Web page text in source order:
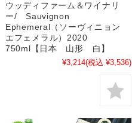
ウッディファーム＆ワイナリ
ー/ Sauvignon
Ephemeral（ソーヴィニョン
エフェメラル）2020
750ml【日本 山形 白】
¥3,214(税込 ¥3,536)